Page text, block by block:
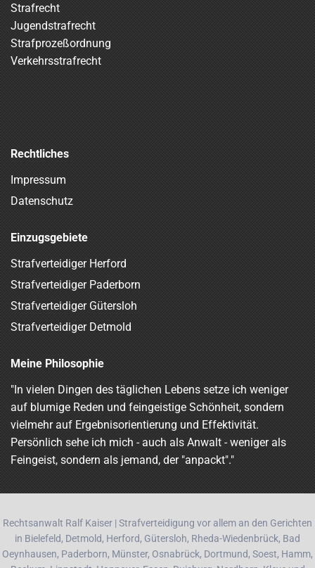
Strafrecht
Jugendstrafrecht
Strafprozeßordnung
Verkehrsstrafrecht
Rechtliches
Impressum
Datenschutz
Einzugsgebiete
Strafverteidiger Herford
Strafverteidiger Paderborn
Strafverteidiger Gütersloh
Strafverteidiger Detmold
Meine Philosophie
"In vielen Dingen des täglichen Lebens setze ich weniger
auf blumige Reden und feingeistige Schönheit, sondern
vielmehr auf Ergebnisorientierung und Effektivität.
Persönlich sehe ich mich - auch als Anwalt - weniger als
Feingeist, sondern als jemand, der "anpackt"."
Rechtsanwalt Ralf Kaiser | Strafverteidigung vor allem an den Gerichten
in Bielefeld, Detmold, Herford, Gütersloh, Rheda-Wiedenbrück, Bad
Oeynhausen, Paderborn, Münster, Osnabrück, Dortmund, Soest, Hamm,